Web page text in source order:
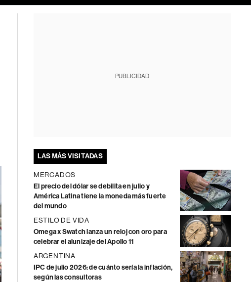
PUBLICIDAD
LAS MÁS VISITADAS
MERCADOS
El precio del dólar se debilita en julio y
América Latina tiene la moneda más fuerte
del mundo
ESTILO DE VIDA
Omega x Swatch lanza un reloj con oro para
celebrar el alunizaje del Apollo 11
ARGENTINA
IPC de julio 2026: de cuánto sería la inflación,
según las consultoras